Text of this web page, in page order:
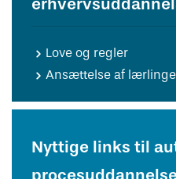
Love og regler
Ansættelse af lærlinge
Nyttige links til